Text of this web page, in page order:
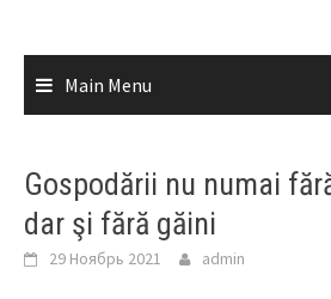
Main Menu
Gospodării nu numai
dar şi fără găini
29 Ноябрь 2021 admin